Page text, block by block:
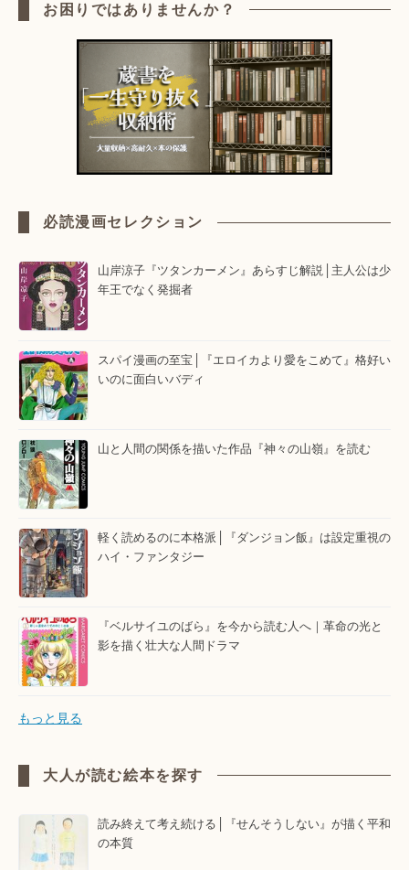
お困りではありませんか？
必読漫画セレクション
山岸涼子『ツタンカーメン』あらすじ解説│主人公は少
年王でなく発掘者
スパイ漫画の至宝│『エロイカより愛をこめて』格好い
いのに面白いバディ
山と人間の関係を描いた作品『神々の山嶺』を読む
軽く読めるのに本格派│『ダンジョン飯』は設定重視の
ハイ・ファンタジー
『ベルサイユのばら』を今から読む人へ｜革命の光と
影を描く壮大な人間ドラマ
もっと見る
大人が読む絵本を探す
読み終えて考え続ける│『せんそうしない』が描く平和
の本質